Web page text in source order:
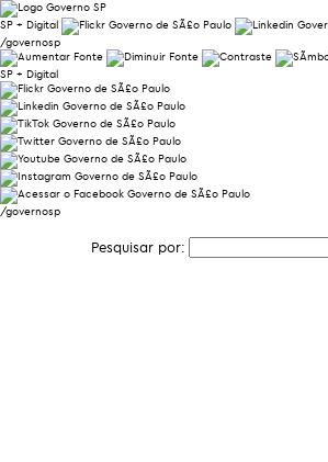
SP + Digital
/governosp
SP + Digital
/governosp
Pesquisar por: